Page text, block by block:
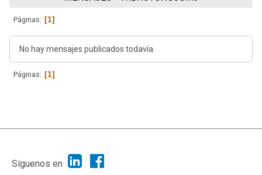
Páginas 1
No hay mensajes publicados todavía.
Páginas 1
|
Síguenos en